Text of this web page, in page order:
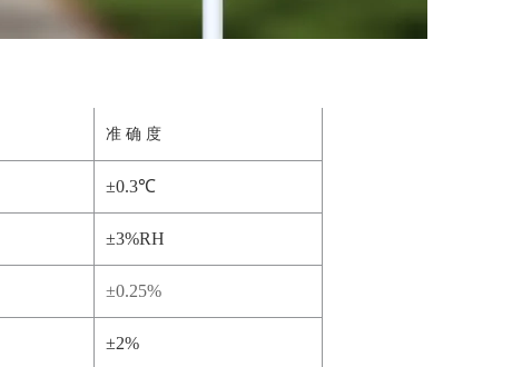
准 确 度
±0.3℃
±3%RH
±0.25%
±2%